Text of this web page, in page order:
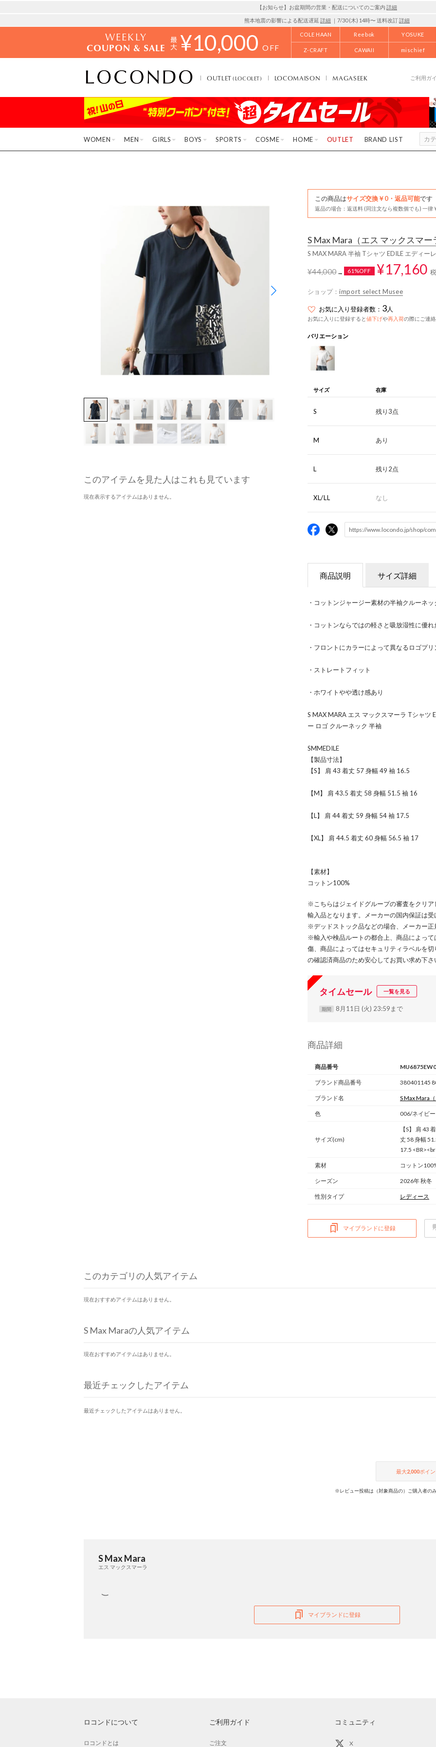
【お知らせ】お盆期間の営業・配送についてのご案内 詳細
熊本地震の影響による配送遅延 詳細 ｜7/30 (木) 14時〜 送料改訂詳細
WEEKLY
COUPON & SALE ¥10,000 OFF
COLE HAAN Reebok YOSUKE
Z-CRAFT CAWAII mischief
OUTLET(LOCOLET) LOCOMAISON MAGASEEK ご利用ガ
WOMEN MEN GIRLS BOYS SPORTS COSME HOME OUTLET BRAND LIST
このアイテムを見た人はこれも見ています
現在表示するアイテムはありません。
この商品はサイズ交換￥0・返品可能です
返品の場合：返送料 (同注文なら複数個でも) 一律
S Max Mara （エス マックスマー
S MAX MARA 半袖 Tシャツ EDILE エディー
¥44,000→ 61%OFF ¥17,160
ショップ： import select Musee
お気に入り登録者数： 3人
お気に入りに登録すると値下げや再入荷の際にご連
バリエーション
サイズ 在庫
S 残り3点
M あり
L 残り2点
XL/LL なし
商品説明 サイズ詳細
・コットンジャージー素材の半袖クルーネッ
・コットンならではの軽さと吸放湿性に優
・フロントにカラーによって異なるロゴプリ
・ストレートフィット
・ホワイトやや透け感あり
S MAX MARA エス マックスマーラ Tシャツ
ー ロゴ クルーネック 半袖
SMMEDILE
【製品寸法】
【S】 肩 43 着丈 57 身幅 49 袖 16.5
【M】 肩 43.5 着丈 58 身幅 51.5 袖 16
【L】 肩 44 着丈 59 身幅 54 袖 17.5
【XL】 肩 44.5 着丈 60 身幅 56.5 袖 17
【素材】
コットン100%
※こちらはジェイドグループの審査をクリ
輸入品となります。メーカーの国内保証は受
※デッドストック品などの場合、メーカー正
※輸入や検品ルートの都合上、商品によっ
傷、商品によってはセキュリティラベルを
の確認済商品のため安心してお買い求め下さ
タイムセール 一覧を見る
期間 8月11日 (火) 23:59まで
商品詳細
商品番号
ブランド商品番号 380401145
ブランド名 S Max Mara
色 006/ネイビー
サイズ(cm)
【S】 肩 43
丈 58 身幅
17.5
素材 コットン
シーズン 2026年 秋冬
性別タイプ レディース
マイブランドに登録
このカテゴリの人気アイテム
現在おすすめアイテムはありません。
S Max Maraの人気アイテム
現在おすすめアイテムはありません。
最近チェックしたアイテム
最近チェックしたアイテムはありません。
最大2,000ポイ
※レビュー投稿は（対象商品の）ご購入者の
S Max Mara
エス マックスマーラ
マイブランドに登録
ロコンドについて
ロコンドとは
ご利用ガイド
ご注文
コミュニティ
X